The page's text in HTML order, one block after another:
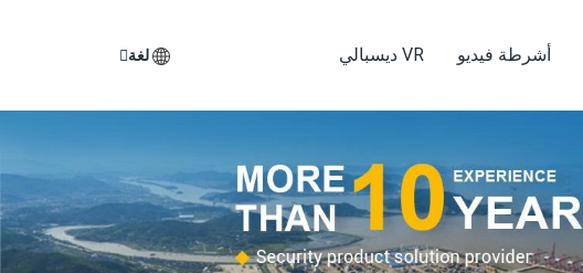
أشرطة فيديو VR ديسبالي لغة